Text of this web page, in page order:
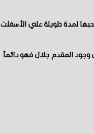
لمدة طويلة علي الأسفلت
المقدم جلال فهو دائمآ